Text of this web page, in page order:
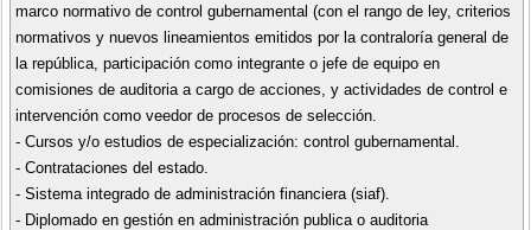
marco normativo de control gubernamental (con el rango de ley, criterios
normativos y nuevos lineamientos emitidos por la contraloría general de
la república, participación como integrante o jefe de equipo en
comisiones de auditoria a cargo de acciones, y actividades de control e
intervención como veedor de procesos de selección.
- Cursos y/o estudios de especialización: control gubernamental.
- Contrataciones del estado.
- Sistema integrado de administración financiera (siaf).
- Diplomado en gestión en administración publica o auditoria